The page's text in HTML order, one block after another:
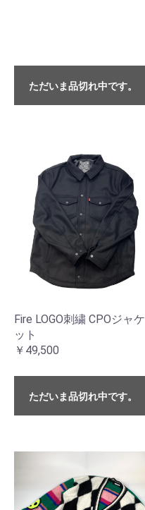
ただいま品切れ中です。
Fire LOGO刺繍 CPOジャケ
ット
￥49,500
ただいま品切れ中です。